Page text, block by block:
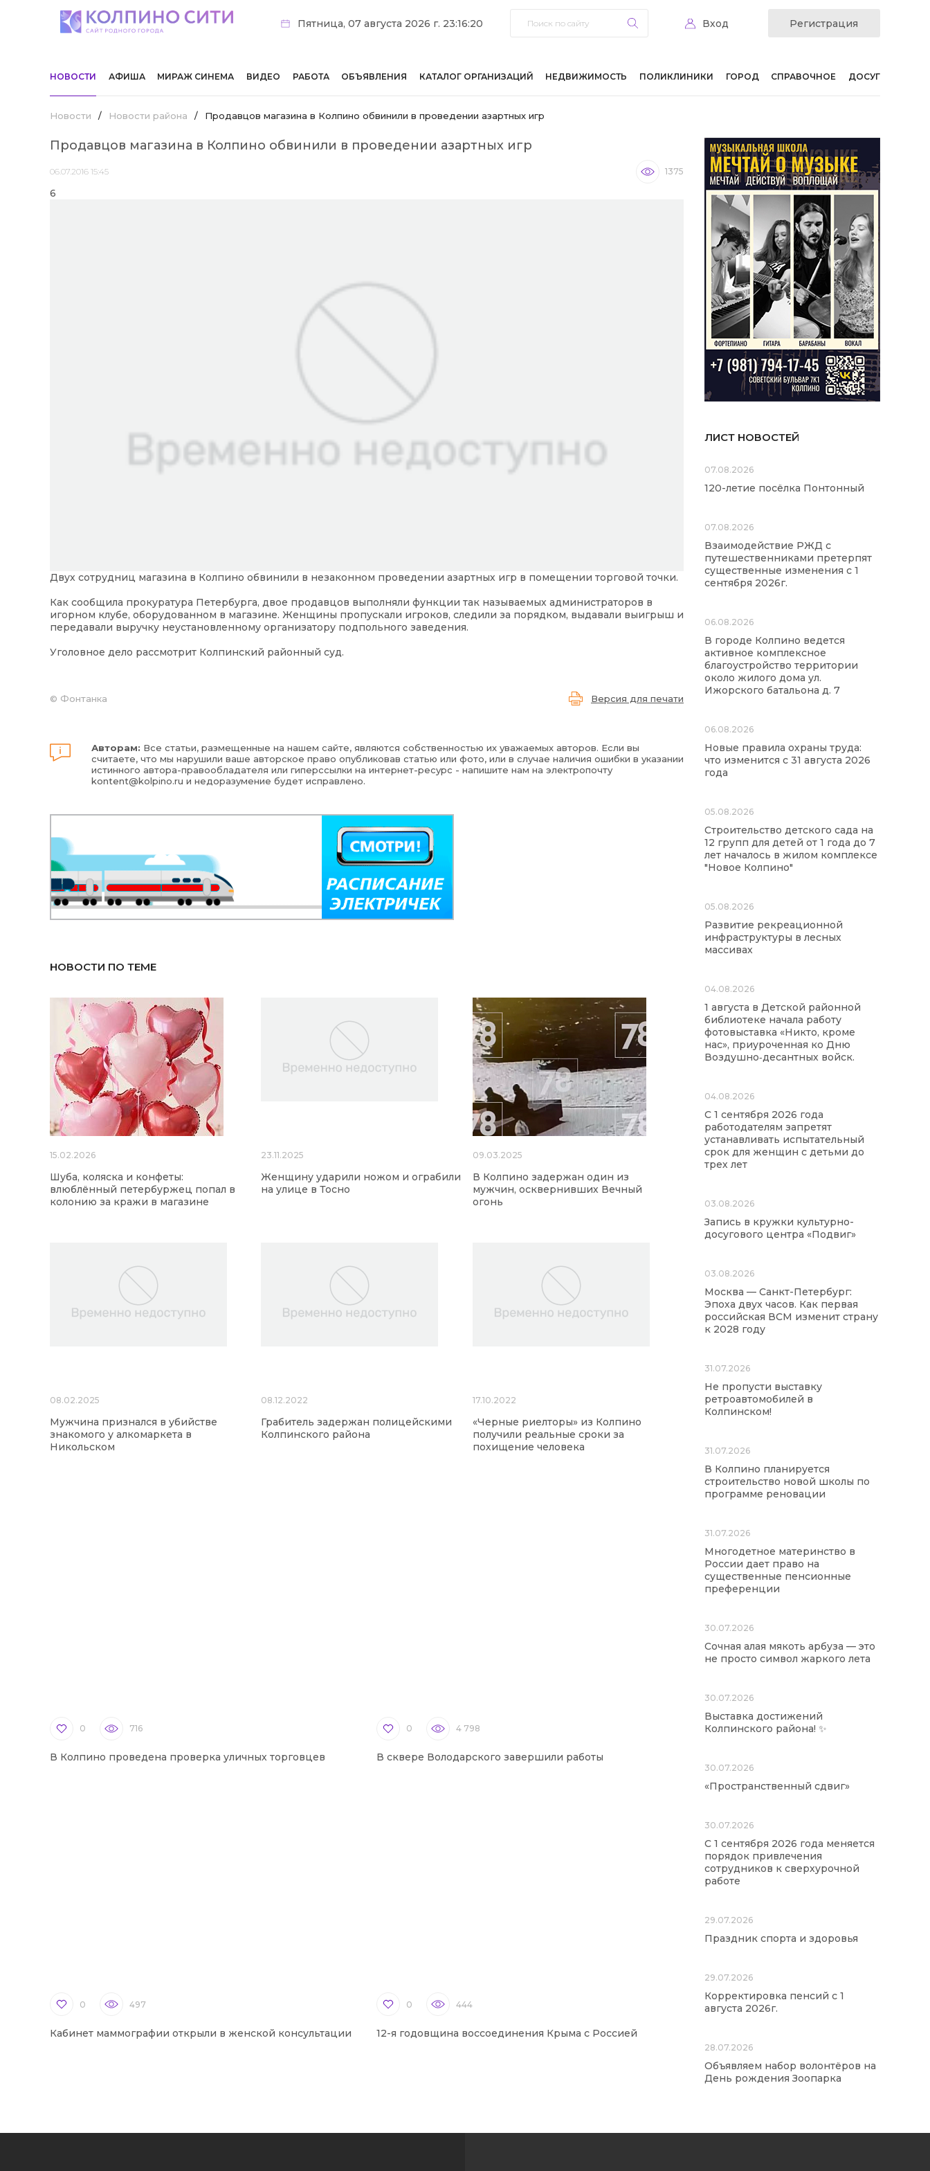
Пятница, 07 августа 2026 г. 23:16:20 Вход Регистрация
НОВОСТИ АФИША МИРАЖ СИНЕМА ВИДЕО РАБОТА ОБЪЯВЛЕНИЯ КАТАЛОГ ОРГАНИЗАЦИЙ НЕДВИЖИМОСТЬ ПОЛИКЛИНИКИ ГОРОД СПРАВОЧНОЕ ДОСУГ
Новости / Новости района / Продавцов магазина в Колпино обвинили в проведении азартных игр
Продавцов магазина в Колпино обвинили в проведении азартных игр
06.07.2016 15:45 1375
6
Двух сотрудниц магазина в Колпино обвинили в незаконном проведении азартных игр в помещении торговой точки.
Как сообщила прокуратура Петербурга, двое продавцов выполняли функции так называемых администраторов в
игорном клубе, оборудованном в магазине. Женщины пропускали игроков, следили за порядком, выдавали выигрыш и
передавали выручку неустановленному организатору подпольного заведения.
Уголовное дело рассмотрит Колпинский районный суд.
© Фонтанка Версия для печати
Авторам: Все статьи, размещенные на нашем сайте, являются собственностью их уважаемых авторов. Если вы
считаете, что мы нарушили ваше авторское право опубликовав статью или фото, или в случае наличия ошибки в указании
истинного автора-правообладателя или гиперссылки на интернет-ресурс - напишите нам на электропочту
kontent@kolpino.ru и недоразумение будет исправлено.
НОВОСТИ ПО ТЕМЕ
15.02.2026
Шуба, коляска и конфеты:
влюблённый петербуржец попал в
колонию за кражи в магазине
23.11.2025
Женщину ударили ножом и ограбили
на улице в Тосно
09.03.2025
В Колпино задержан один из
мужчин, осквернивших Вечный
огонь
08.02.2025
Мужчина признался в убийстве
знакомого у алкомаркета в
Никольском
08.12.2022
Грабитель задержан полицейскими
Колпинского района
17.10.2022
«Черные риелторы» из Колпино
получили реальные сроки за
похищение человека
0 716
В Колпино проведена проверка уличных торговцев
0 4 798
В сквере Володарского завершили работы
0 497
Кабинет маммографии открыли в женской консультации
0 444
12-я годовщина воссоединения Крыма с Россией
ЛИСТ НОВОСТЕЙ
07.08.2026
120-летие посёлка Понтонный
07.08.2026
Взаимодействие РЖД с
путешественниками претерпят
существенные изменения с 1
сентября 2026г.
06.08.2026
В городе Колпино ведется
активное комплексное
благоустройство территории
около жилого дома ул.
Ижорского батальона д. 7
06.08.2026
Новые правила охраны труда:
что изменится с 31 августа 2026
года
05.08.2026
Строительство детского сада на
12 групп для детей от 1 года до 7
лет началось в жилом комплексе
"Новое Колпино"
05.08.2026
Развитие рекреационной
инфраструктуры в лесных
массивах
04.08.2026
1 августа в Детской районной
библиотеке начала работу
фотовыставка «Никто, кроме
нас», приуроченная ко Дню
Воздушно‑десантных войск.
04.08.2026
С 1 сентября 2026 года
работодателям запретят
устанавливать испытательный
срок для женщин с детьми до
трех лет
03.08.2026
Запись в кружки культурно-
досугового центра «Подвиг»
03.08.2026
Москва — Санкт-Петербург:
Эпоха двух часов. Как первая
российская ВСМ изменит страну
к 2028 году
31.07.2026
Не пропусти выставку
ретроавтомобилей в
Колпинском!
31.07.2026
В Колпино планируется
строительство новой школы по
программе реновации
31.07.2026
Многодетное материнство в
России дает право на
существенные пенсионные
преференции
30.07.2026
Сочная алая мякоть арбуза — это
не просто символ жаркого лета
30.07.2026
Выставка достижений
Колпинского района! ✨
30.07.2026
«Пространственный сдвиг»
30.07.2026
С 1 сентября 2026 года меняется
порядок привлечения
сотрудников к сверхурочной
работе
29.07.2026
Праздник спорта и здоровья
29.07.2026
Корректировка пенсий с 1
августа 2026г.
28.07.2026
Объявляем набор волонтёров на
День рождения Зоопарка